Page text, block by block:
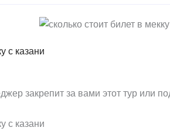
с казани
закрепит за вами этот тур или
с казани